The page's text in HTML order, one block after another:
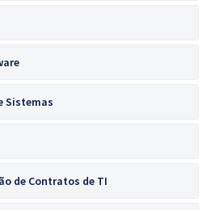
Sistemas
de Contratos de TI